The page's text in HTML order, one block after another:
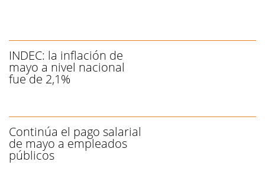
INDEC: la inflación de
mayo a nivel nacional
fue de 2,1%
Continúa el pago salarial
de mayo a empleados
públicos